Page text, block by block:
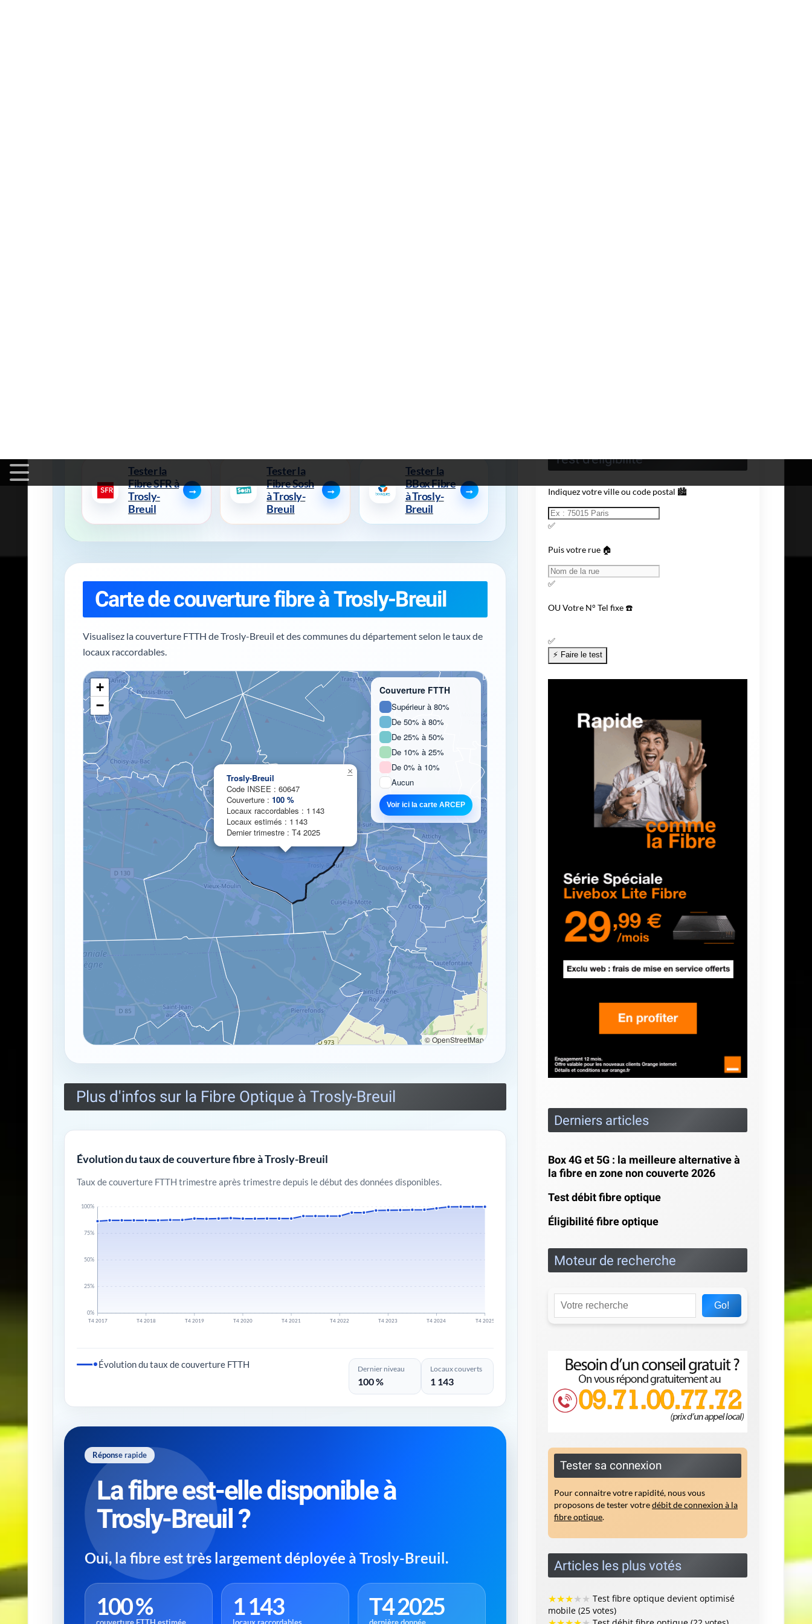
Tester la
Fibre SFR à
Trosly-
Breuil
Tester la
Fibre Sosh
à Trosly-
Breuil
Tester la
BBox Fibre
à Trosly-
Breuil
Carte de couverture fibre à Trosly-Breuil
Visualisez la couverture FTTH de Trosly-Breuil et des communes du département selon le taux de
locaux raccordables.
Chargement de la carte de couverture fibre...
Trosly-Breuil
Code INSEE : 60647
Couverture : 100 %
Locaux raccordables : 1 143
Locaux estimés : 1 143
Dernier trimestre : T4 2025
×
+
−
Couverture FTTH
Supérieur à 80%
De 50% à 80%
De 25% à 50%
De 10% à 25%
De 0% à 10%
Aucun
Voir ici la carte ARCEP
© OpenStreetMap
Plus d'infos sur la Fibre Optique à Trosly-Breuil
Évolution du taux de couverture fibre à Trosly-Breuil
Taux de couverture FTTH trimestre après trimestre depuis le début des données disponibles.
0%
25%
50%
75%
100%
T4 2017 T4 2018 T4 2019 T4 2020 T4 2021 T4 2022 T4 2023 T4 2024 T4 2025
Évolution du taux de couverture FTTH Dernier niveau
100 %
Locaux couverts
1 143
Réponse rapide
La fibre est-elle disponible à
Trosly-Breuil ?
Oui, la fibre est très largement déployée à Trosly-Breuil.
100 %
couverture FTTH estimée
1 143
locaux raccordables
T4 2025
dernière donnée
Test d'éligibilité
Indiquez votre ville ou code postal 🏙️
✅
Puis votre rue 🏠
✅
OUVotre N° Tel fixe ☎️
✅
Derniers articles
Box 4G et 5G : la meilleure alternative à
la fibre en zone non couverte 2026
Test débit fibre optique
Éligibilité fibre optique
Moteur de recherche
Go!
Tester sa connexion
Pour connaitre votre rapidité, nous vous
proposons de tester votredébit de connexion à la
fibre optique.
Articles les plus votés
★★★★★ Test fibre optique devient optimisé
mobile (25 votes)